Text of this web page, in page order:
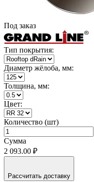
Под заказ
Тип покрытия:
Диаметр жёлоба, мм:
Толщина, мм:
Цвет:
Количество (шт)
Сумма
2 093.00 ₽
Рассчитать доставку